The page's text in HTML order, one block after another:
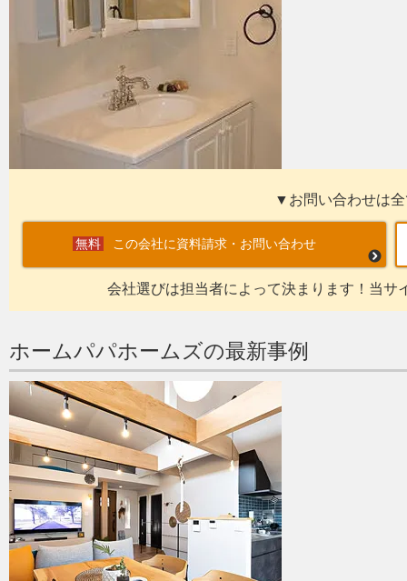
▼お問い合わせは
この会社に資料請求・お問い合わせ
会社選びは担当者によって決まります！当サ
ホームパパホームズの最新事例